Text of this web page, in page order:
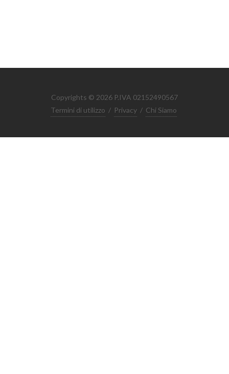
Copyrights © 2026 P.IVA 02152490567
Termini di utilizzo / Privacy / Chi Siamo